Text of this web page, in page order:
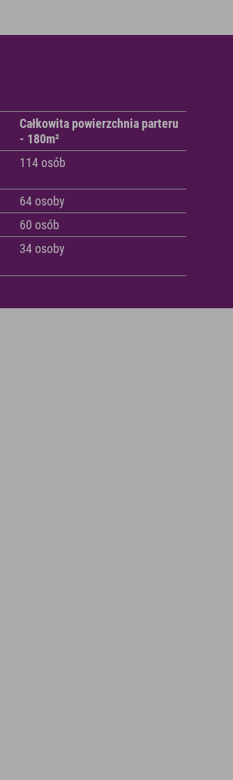
Całkowita powierzchnia parteru
- 180m²
114 osób
64 osoby
60 osób
34 osoby